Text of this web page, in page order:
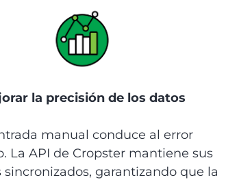
la precisión de los datos
manual conduce al error
La API de Cropster mantiene sus
sincronizados, garantizando que la